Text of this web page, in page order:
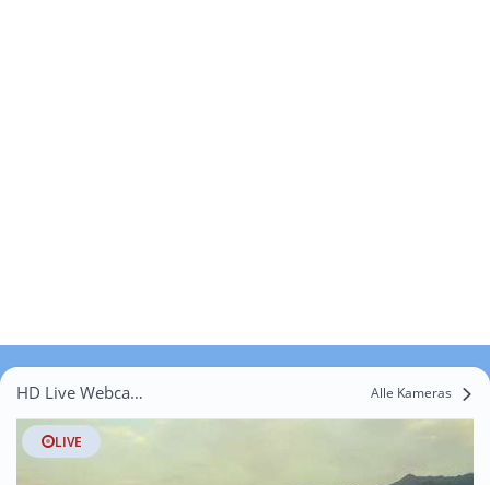
HD Live Webcams Massagno Alle Kameras
LIVE